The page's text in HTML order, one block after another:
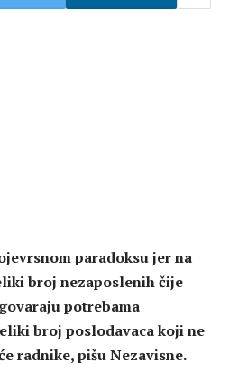
paradoksu jer na
broj nezaposlenih čije
potrebama
broj poslodavaca koji ne
radnike, pišu Nezavisne.